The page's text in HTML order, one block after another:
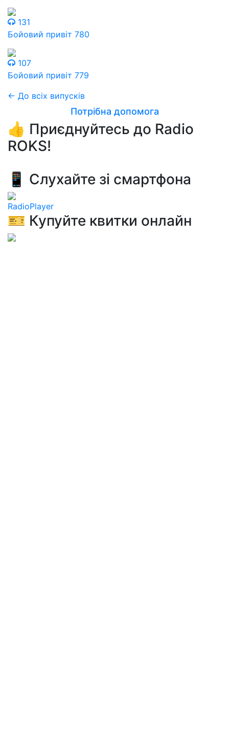
131
Бойовий привіт 780
107
Бойовий привіт 779
← До всіх випусків
Потрібна допомога
👍 Приєднуйтесь до Radio
ROKS!
📱 Слухайте зі смартфона
RadioPlayer
🎫 Купуйте квитки онлайн